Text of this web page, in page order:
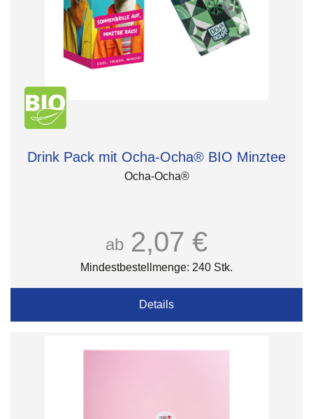
Drink Pack mit Ocha-Ocha® BIO Minztee
Ocha-Ocha®
ab 2,07 €
Mindestbestellmenge: 240 Stk.
Details